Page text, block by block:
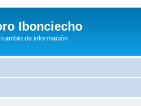
Ibonciecho
de información